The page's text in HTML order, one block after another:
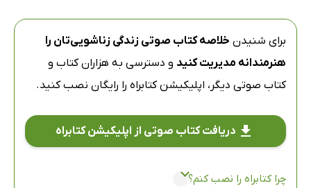
برای شنیدن خلاصه کتاب صوتی زندگی زناشویی‌تان را
هنرمندانه مدیریت کنید و دسترسی به هزاران کتاب و
کتاب صوتی دیگر، اپلیکیشن کتابراه را رایگان نصب کنید.
دریافت کتاب صوتی از اپلیکیشن کتابراه
چرا کتابراه را نصب کنم؟